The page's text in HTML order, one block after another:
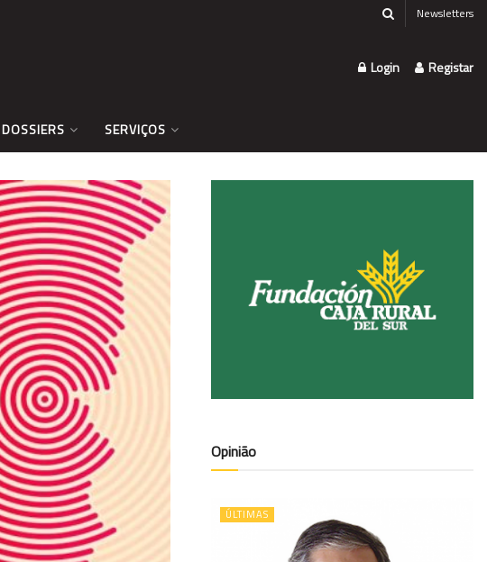
Newsletters
Login Registar
DOSSIERS SERVIÇOS
Opinião
ÚLTIMAS